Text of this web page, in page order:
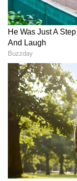
Related Articles
కుక్క‌ర్ హ్యాండిల్
పెయింట్‌తో ఇలా చేస్తే